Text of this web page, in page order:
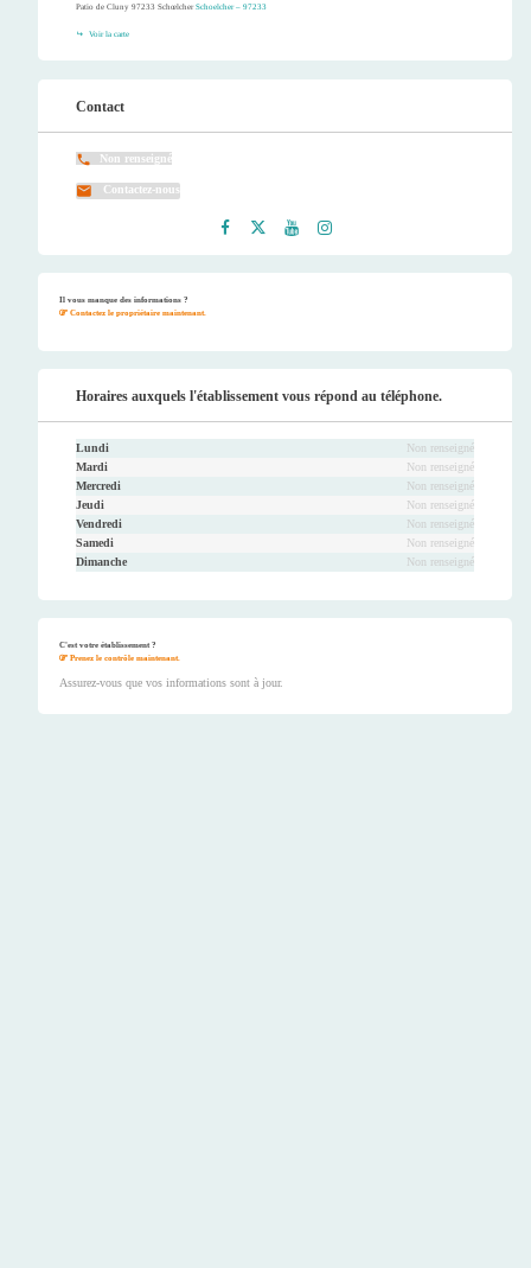
Patio de Cluny 97233 SchœlcherSchoelcher – 97233
Voir la carte
Contact
Non renseigné
Contactez-nous
Il vous manque des informations ?
Contactez le propriétaire maintenant.
Horaires auxquels l'établissement vous répond au téléphone.
Lundi
Non renseigné
Mardi
Non renseigné
Mercredi
Non renseigné
Jeudi
Non renseigné
Vendredi
Non renseigné
Samedi
Non renseigné
Dimanche
Non renseigné
C'est votre établissement ?
Prenez le contrôle maintenant.
Assurez-vous que vos informations sont à jour.